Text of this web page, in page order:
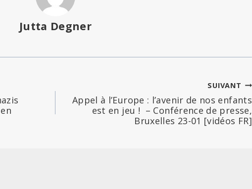
Jutta Degner
SUIVANT
Appel à l’Europe : l’avenir de nos enfants
est en jeu ! – Conférence de presse,
Bruxelles 23-01 [vidéos FR]